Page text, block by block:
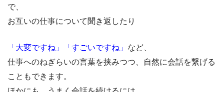
で、
お互いの仕事について聞き返したり
「大変ですね」「すごいですね」 など、
仕事へのねぎらいの言葉を挟みつつ、自然に会話を繋げる
こともできます。